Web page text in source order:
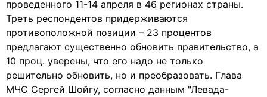
проведенного 11-14 апреля в 46 регионах страны.
Треть респондентов придерживаются
противоположной позиции – 23 процентов
предлагают существенно обновить правительство, а
10 проц. уверены, что его надо не только
решительно обновить, но и преобразовать. Глава
МЧС Сергей Шойгу, согласно данным "Левада-